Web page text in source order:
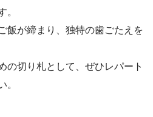
。
飯が締まり、独特の歯ごたえを
の切り札として、ぜひレパート
。